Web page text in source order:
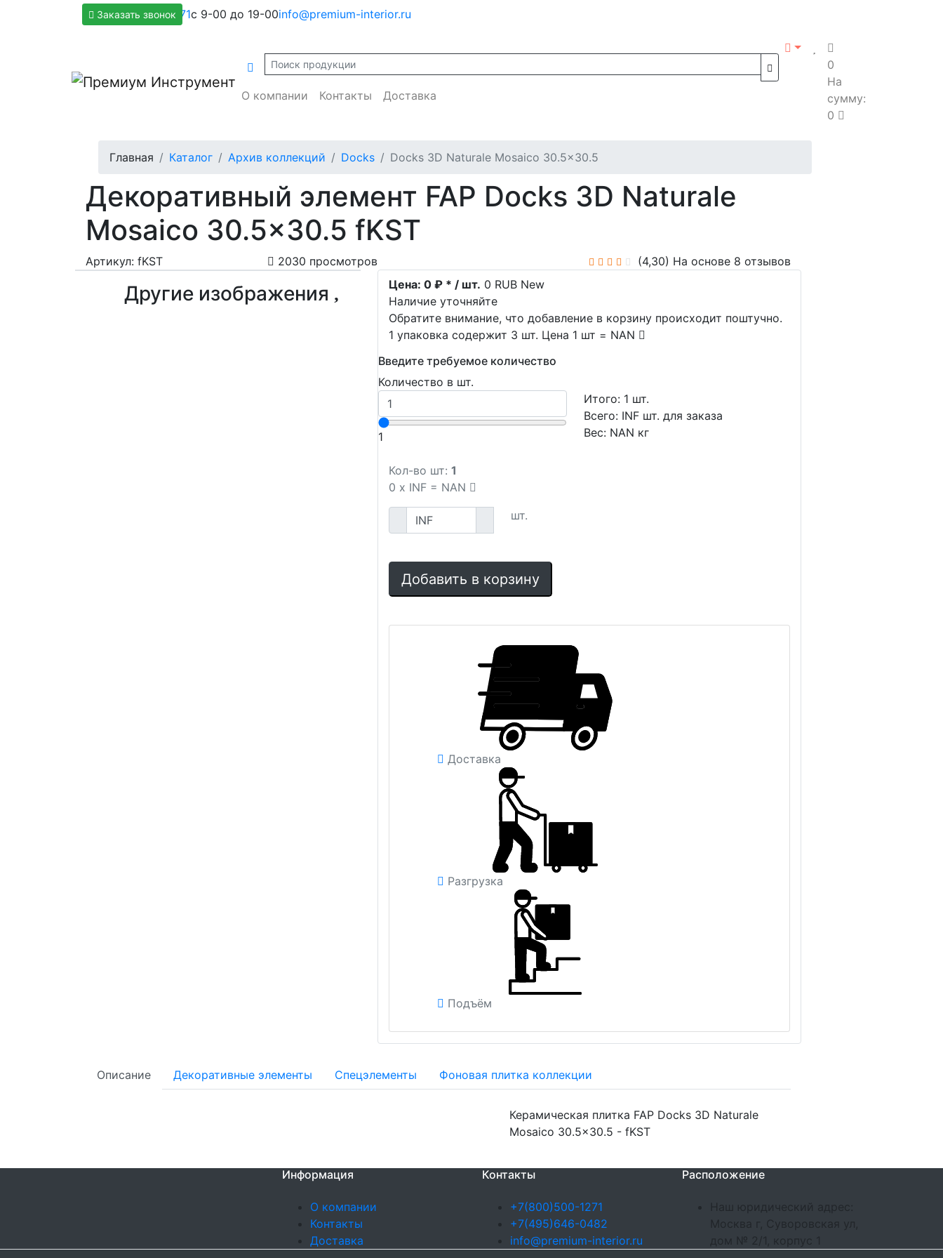
+7(800)500-1271с 9-00 до 19-00info@premium-interior.ru
Заказать звонок
О компании Контакты Доставка
0
На
сумму:
0
Главная Каталог Архив коллекций Docks Docks 3D Naturale Mosaico 30.5x30.5
Декоративный элемент FAP Docks 3D Naturale
Mosaico 30.5x30.5 fKST
Артикул: fKST 2030 просмотров (4,30) На основе 8 отзывов
Другие изображения Цена: 0 ₽ * / шт. 0 RUB New
Наличие уточняйте
Обратите внимание, что добавление в корзину происходит поштучно.
1 упаковка содержит 3 шт. Цена 1 шт = NAN
Введите требуемое количество
Количество в шт.
1
Итого: 1 шт.
Всего: INF шт. для заказа
Вес: NAN кг
Кол-во шт: 1
0 x INF = NAN
шт.
Добавить в корзину
Доставка
Разгрузка
Подъём
Описание Декоративные элементы Спецэлементы Фоновая плитка коллекции
Керамическая плитка FAP Docks 3D Naturale
Mosaico 30.5x30.5 - fKST
Информация
О компании
Контакты
Доставка
Контакты
+7(800)500-1271
+7(495)646-0482
info@premium-interior.ru
Расположение
Наш юридический адрес:
Москва г, Суворовская ул,
дом № 2/1, корпус 1